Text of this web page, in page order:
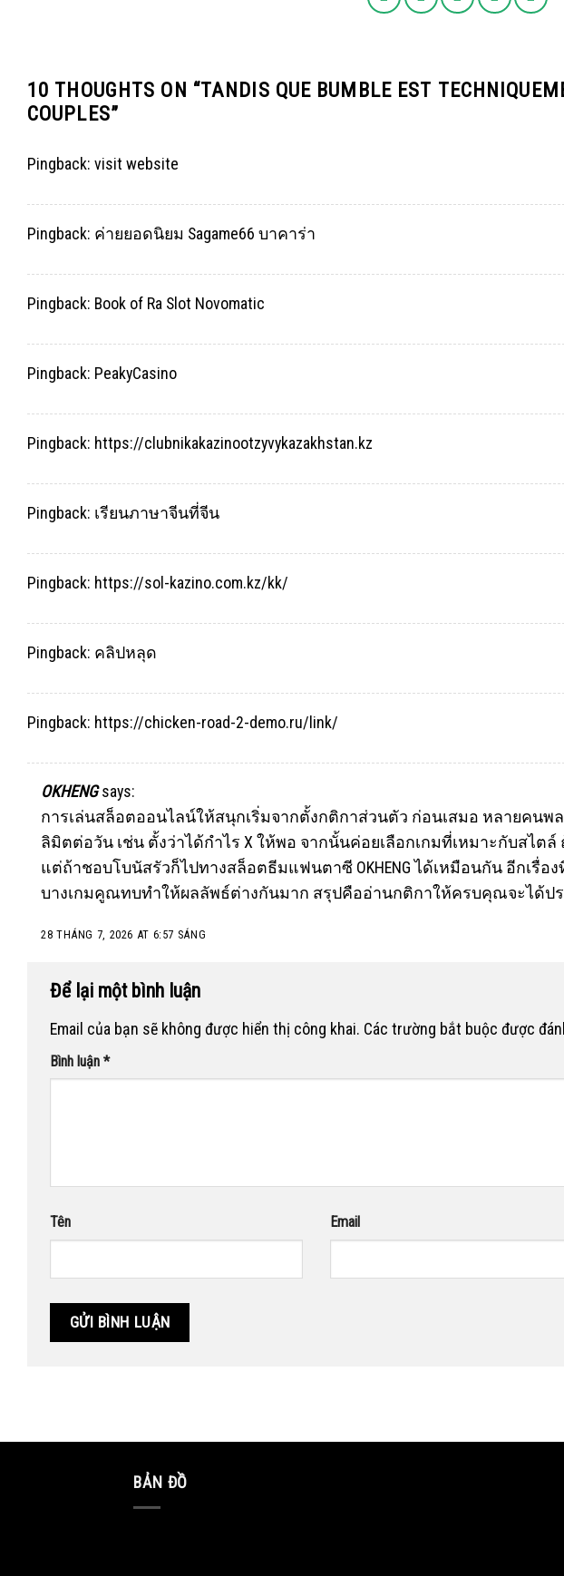
10 THOUGHTS ON “TANDIS QUE BUMBLE EST
COUPLES”
Pingback: visit website
Pingback: ค่ายยอดนิยม Sagame66 บาคาร่า
Pingback: Book of Ra Slot Novomatic
Pingback: PeakyCasino
Pingback: https://clubnikakazinootzyvykazakhstan.kz
Pingback: เรียนภาษาจีนที่จีน
Pingback: https://sol-kazino.com.kz/kk/
Pingback: คลิปหลุด
Pingback: https://chicken-road-2-demo.ru/link/
OKHENG says:
การเล่นสล็อตออนไลน์ให้สนุกเริ่มจากตั้งกติกาส่วนตัว ก่อนเสมอ หลายคนพ
ลิมิตต่อวัน เช่น ตั้งว่าได้กำไร X ให้พอ จากนั้นค่อยเลือกเกมที่เหมาะกับสไต
แต่ถ้าชอบโบนัสรัวก็ไปทางสล็อตธีมแฟนตาซี OKHENGได้เหมือนกัน อีกเรื่อ
บางเกมคูณทบทำให้ผลลัพธ์ต่างกันมาก สรุปคืออ่านกติกาให้ครบคุณจะได้
28 THÁNG 7, 2026 AT 6:57 SÁNG
Để lại một bình luận
Email của bạn sẽ không được hiển thị công khai. Các trường bắt buộc được
Bình luận *
Tên Email
BẢN ĐỒ